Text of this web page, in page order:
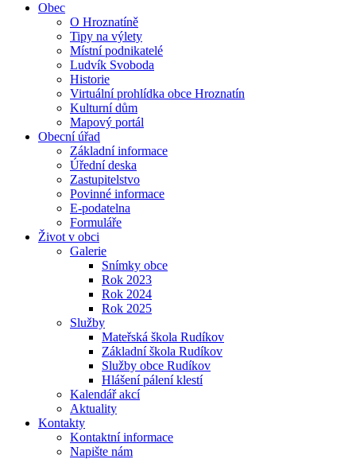
Obec
O Hroznatíně
Tipy na výlety
Místní podnikatelé
Ludvík Svoboda
Historie
Virtuální prohlídka obce Hroznatín
Kulturní dům
Mapový portál
Obecní úřad
Základní informace
Úřední deska
Zastupitelstvo
Povinné informace
E-podatelna
Formuláře
Život v obci
Galerie
Snímky obce
Rok 2023
Rok 2024
Rok 2025
Služby
Mateřská škola Rudíkov
Základní škola Rudíkov
Služby obce Rudíkov
Hlášení pálení klestí
Kalendář akcí
Aktuality
Kontakty
Kontaktní informace
Napište nám